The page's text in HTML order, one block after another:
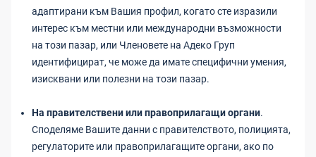
адаптирани към Вашия профил, когато сте изразили
интерес към местни или международни възможности
на този пазар, или Членовете на Адеко Груп
идентифицират, че може да имате специфични умения,
изисквани или полезни на този пазар.
На правителствени или правоприлагащи органи.
Споделяме Вашите данни с правителството, полицията,
регулаторите или правоприлагащите органи, ако по